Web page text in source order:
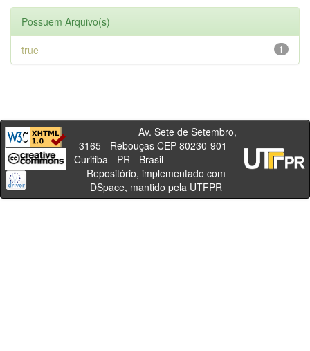
Possuem Arquivo(s)
1
true
Av. Sete de Setembro,
3165 - Rebouças CEP 80230-901 -
Curitiba - PR - Brasil
Repositório, implementado com
DSpace, mantido pela UTFPR